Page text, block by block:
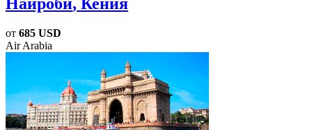
от 685 USD
Air Arabia